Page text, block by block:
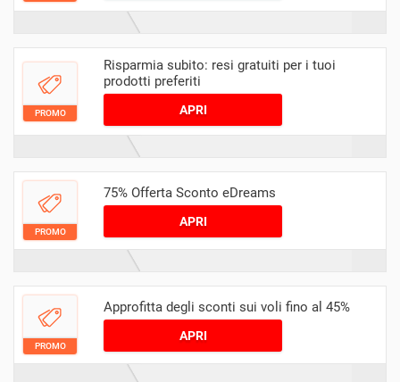
PROMO
Risparmia subito: resi gratuiti per i tuoi
prodotti preferiti
APRI
PROMO
75% Offerta Sconto eDreams
APRI
PROMO
Approfitta degli sconti sui voli fino al 45%
APRI